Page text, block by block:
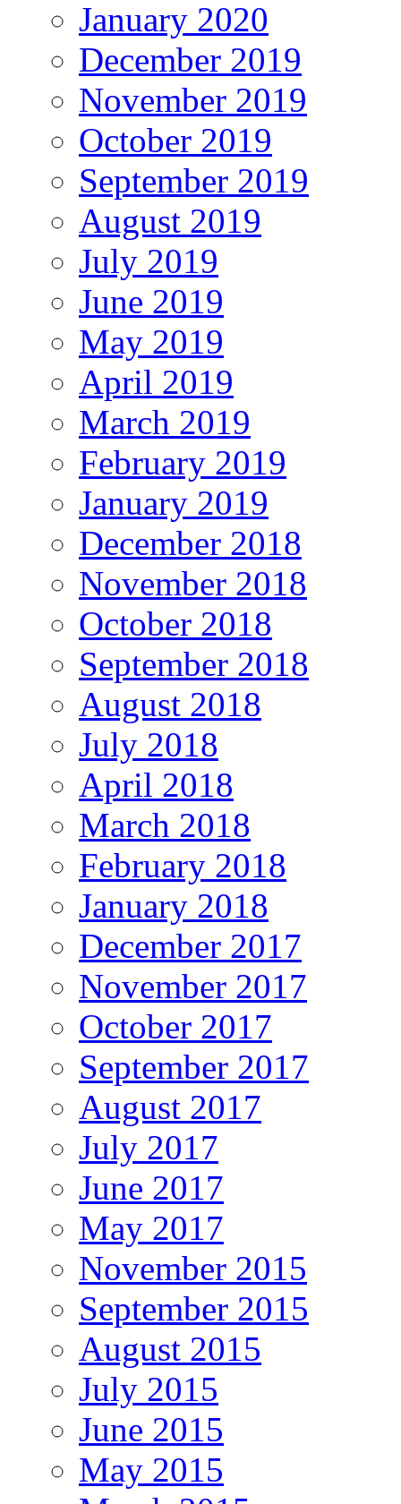
January 2020
December 2019
November 2019
October 2019
September 2019
August 2019
July 2019
June 2019
May 2019
April 2019
March 2019
February 2019
January 2019
December 2018
November 2018
October 2018
September 2018
August 2018
July 2018
April 2018
March 2018
February 2018
January 2018
December 2017
November 2017
October 2017
September 2017
August 2017
July 2017
June 2017
May 2017
November 2015
September 2015
August 2015
July 2015
June 2015
May 2015